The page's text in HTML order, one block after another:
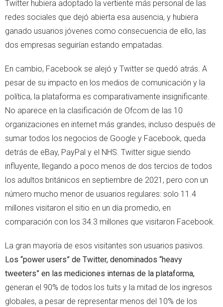
Twitter hubiera adoptado la vertiente más personal de las
redes sociales que dejó abierta esa ausencia, y hubiera
ganado usuarios jóvenes como consecuencia de ello, las
dos empresas seguirían estando empatadas.
En cambio, Facebook se alejó y Twitter se quedó atrás. A
pesar de su impacto en los medios de comunicación y la
política, la plataforma es comparativamente insignificante.
No aparece en la clasificación de Ofcom de las 10
organizaciones en internet más grandes, incluso después de
sumar todos los negocios de Google y Facebook, queda
detrás de eBay, PayPal y el NHS. Twitter sigue siendo
influyente, llegando a poco menos de dos tercios de todos
los adultos británicos en septiembre de 2021, pero con un
número mucho menor de usuarios regulares: solo 11.4
millones visitaron el sitio en un día promedio, en
comparación con los 34.3 millones que visitaron Facebook.
La gran mayoría de esos visitantes son usuarios pasivos.
Los “power users” de Twitter, denominados “heavy
tweeters” en las mediciones internas de la plataforma,
generan el 90% de todos los tuits y la mitad de los ingresos
globales, a pesar de representar menos del 10% de los